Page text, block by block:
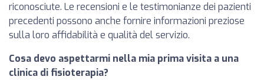
riconosciute. Le recensioni e le testimonianze dei pazienti
precedenti possono anche fornire informazioni preziose
sulla loro affidabilità e qualità del servizio.
Cosa devo aspettarmi nella mia prima visita a una
clinica di fisioterapia?